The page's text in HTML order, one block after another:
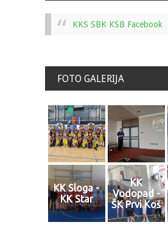
KKS SBK KSB Facebook
FOTO GALERIJA
KK Sloga -
KK Star
KK
Vodopad -
ŠK Prvi Koš